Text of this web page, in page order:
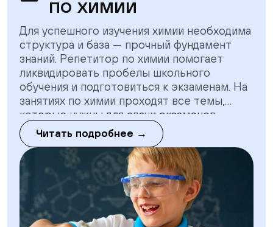
по химии
Для успешного изучения химии необходима
структура и база — прочный фундамент
знаний. Репетитор по химии помогает
ликвидировать пробелы школьного
обучения и подготовиться к экзаменам. На
занятиях по химии проходят все темы,
которые нужны для сдачи экзаменов.
Особое внимание обращают на тонкие
моменты, которым редко уделяют
внимание в школе.
Читать подробнее →